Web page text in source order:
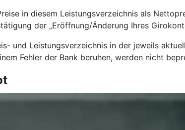
in diesem Leistungsverzeichnis als
der „Eröffnung/Änderung Ihres
und Leistungsverzeichnis in der jeweils
Fehler der Bank beruhen, werden nicht